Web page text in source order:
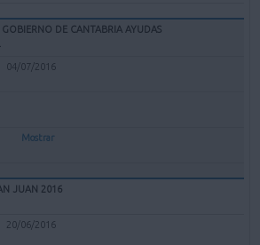
DE CANTABRIA AYUDAS
04/07/2016
Mostrar
JUAN 2016
20/06/2016